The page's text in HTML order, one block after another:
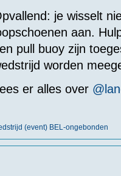
je wisselt
aan.
pull buoy zijn
worden
er alles over
(event) BEL-ongebonden